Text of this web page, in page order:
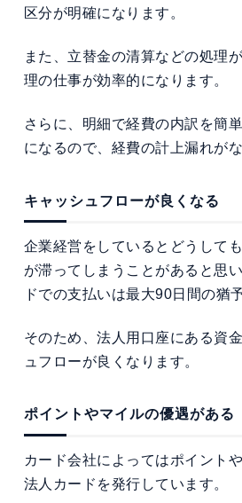
区分が明確になります。
また、立替金の清算などの処理
理の仕事が効率的になります。
さらに、明細で経費の内訳を簡
になるので、経費の計上漏れが
キャッシュフローが良くなる
企業経営をしているとどうして
が滞ってしまうことがあると思
ドでの支払いは最大90日間の猶
そのため、法人用口座にある資
ュフローが良くなります。
ポイントやマイルの優遇がある
カード会社によってはポイント
法人カードを発行しています。